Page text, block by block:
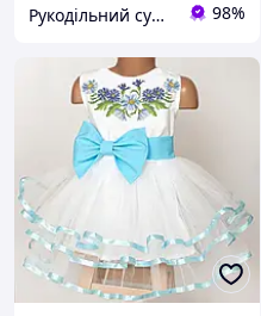
Рукодільний сундучок 98%